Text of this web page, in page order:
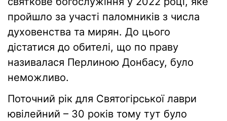
пройшло за участі паломників з числа
духовенства та мирян. До цього
дістатися до обителі, що по праву
називалася Перлиною Донбасу, було
неможливо.
Поточний рік для Святогірської лаври
ювілейний – 30 років тому тут було